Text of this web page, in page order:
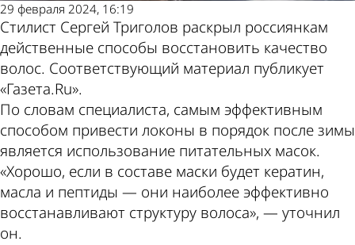
29 февраля 2024, 16:19
Стилист Сергей Триголов раскрыл россиянкам
действенные способы восстановить качество
волос. Соответствующий материал публикует
«Газета.Ru».
По словам специалиста, самым эффективным
способом привести локоны в порядок после зимы
является использование питательных масок.
«Хорошо, если в составе маски будет кератин,
масла и пептиды — они наиболее эффективно
восстанавливают структуру волоса», — уточнил
он.